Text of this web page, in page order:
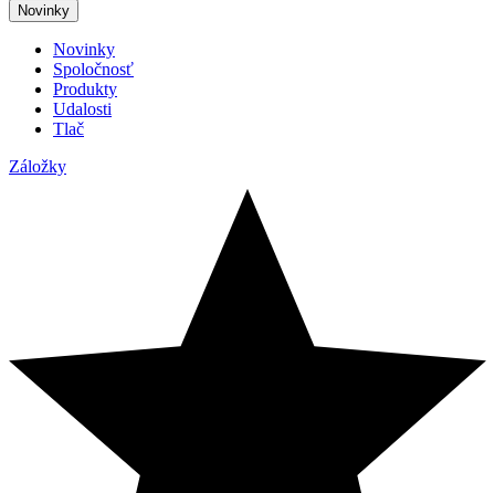
Novinky
Novinky
Spoločnosť
Produkty
Udalosti
Tlač
Záložky